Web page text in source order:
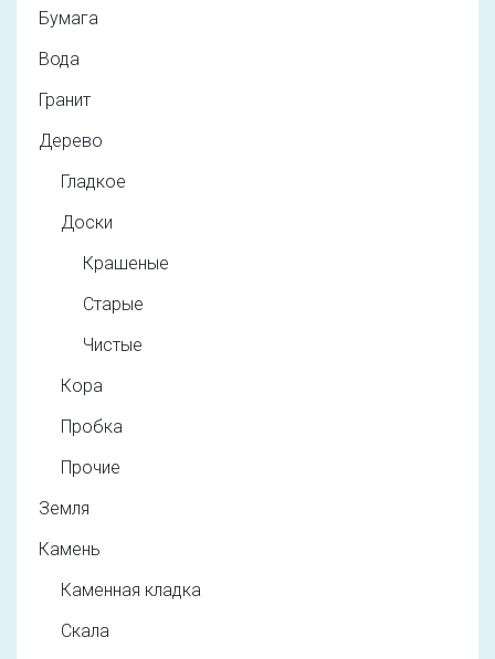
Бумага
Вода
Гранит
Дерево
Гладкое
Доски
Крашеные
Старые
Чистые
Кора
Пробка
Прочие
Земля
Камень
Каменная кладка
Скала